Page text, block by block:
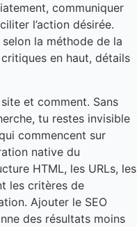
communiquer
l’action désirée.
la méthode de la
en haut, détails
et comment. Sans
tu restes invisible
commencent sur
native du
HTML, les URLs, les
les critères de
Ajouter le SEO
des résultats moins